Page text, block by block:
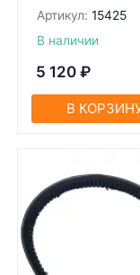
Артикул: 15425
В наличии
5 120 ₽
В